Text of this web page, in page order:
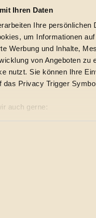
Ihren Daten
Ihre persönlichen
um Informationen
Werbung und Inhalte,
von Angeboten zu
nutzt. Sie können Ihre
Privacy Trigger
auch gerne:
Lage erfassen,
nach bestimmten